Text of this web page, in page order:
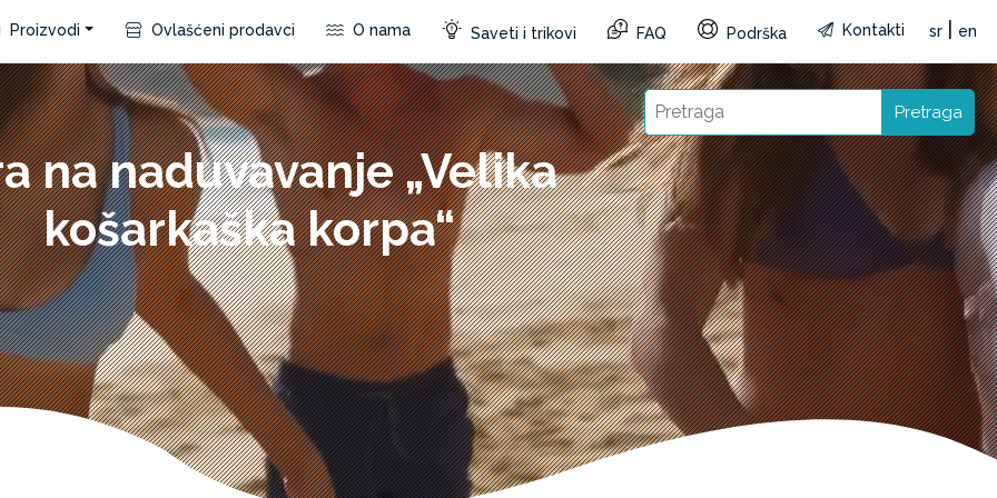
Proizvodi Ovlašćeni prodavci O nama Saveti i trikovi FAQ Podrška Kontakti sr en
Pretraga
na naduvavanje „Velika
košarkaška korpa“